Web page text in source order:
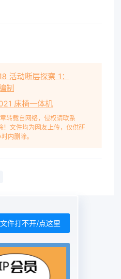
活动断层探察 1：
制
床椅一体机
转载自网络，侵权请联系
文件均为网友上传，仅供研
内删除。
件打不开/点这里